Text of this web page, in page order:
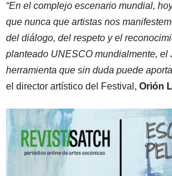
“En el complejo escenario mundial,
que nunca que artistas nos
del diálogo, del respeto y el
planteado UNESCO mundialmente, el
herramienta que sin duda puede
el director artístico del Festival, Orión